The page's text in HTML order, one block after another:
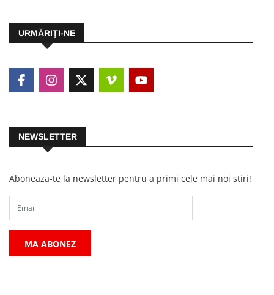
URMĂRIŢI-NE
NEWSLETTER
Aboneaza-te la newsletter pentru a primi cele mai noi stiri!
MA ABONEZ